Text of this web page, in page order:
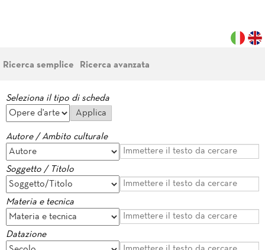
Ricerca semplice Ricerca avanzata
Seleziona il tipo di scheda
Autore / Ambito culturale
Soggetto / Titolo
Materia e tecnica
Datazione